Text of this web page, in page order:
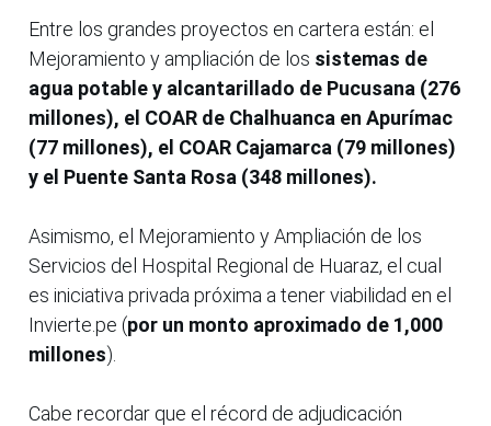
Entre los grandes proyectos en cartera están: el
Mejoramiento y ampliación de los sistemas de
agua potable y alcantarillado de Pucusana (276
millones), el COAR de Chalhuanca en Apurímac
(77 millones), el COAR Cajamarca (79 millones)
y el Puente Santa Rosa (348 millones).
Asimismo, el Mejoramiento y Ampliación de los
Servicios del Hospital Regional de Huaraz, el cual
es iniciativa privada próxima a tener viabilidad en el
Invierte.pe (por un monto aproximado de 1,000
millones).
Cabe recordar que el récord de adjudicación